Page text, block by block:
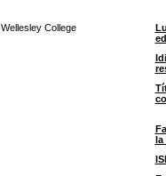
Wellesley College
la